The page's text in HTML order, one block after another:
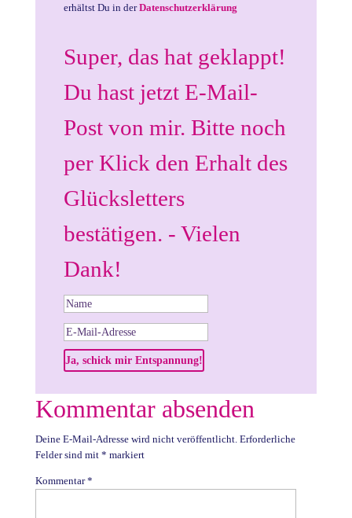
erhältst Du in derDatenschutzerklärung
Super, das hat geklappt!
Du hast jetzt E-Mail-
Post von mir. Bitte noch
per Klick den Erhalt des
Glücksletters
bestätigen. - Vielen
Dank!
Ja, schick mir Entspannung!
Kommentar absenden
Deine E-Mail-Adresse wird nicht veröffentlicht. Erforderliche
Felder sind mit * markiert
Kommentar*